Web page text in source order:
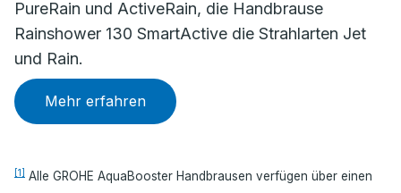
PureRain und ActiveRain, die Handbrause
Rainshower 130 SmartActive die Strahlarten Jet
und Rain.
Mehr erfahren
[1]
Alle GROHE AquaBooster Handbrausen verfügen über einen